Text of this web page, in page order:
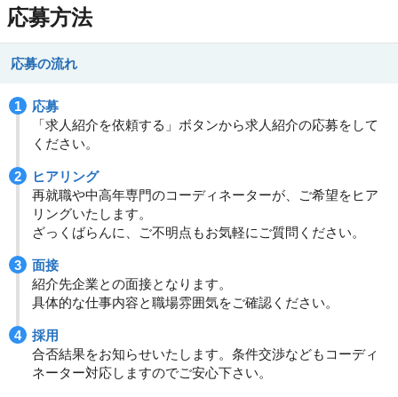
応募方法
応募の流れ
応募
「求人紹介を依頼する」ボタンから求人紹介の応募をして
ください。
ヒアリング
再就職や中高年専門のコーディネーターが、ご希望をヒア
リングいたします。
ざっくばらんに、ご不明点もお気軽にご質問ください。
面接
紹介先企業との面接となります。
具体的な仕事内容と職場雰囲気をご確認ください。
採用
合否結果をお知らせいたします。条件交渉などもコーディ
ネーター対応しますのでご安心下さい。